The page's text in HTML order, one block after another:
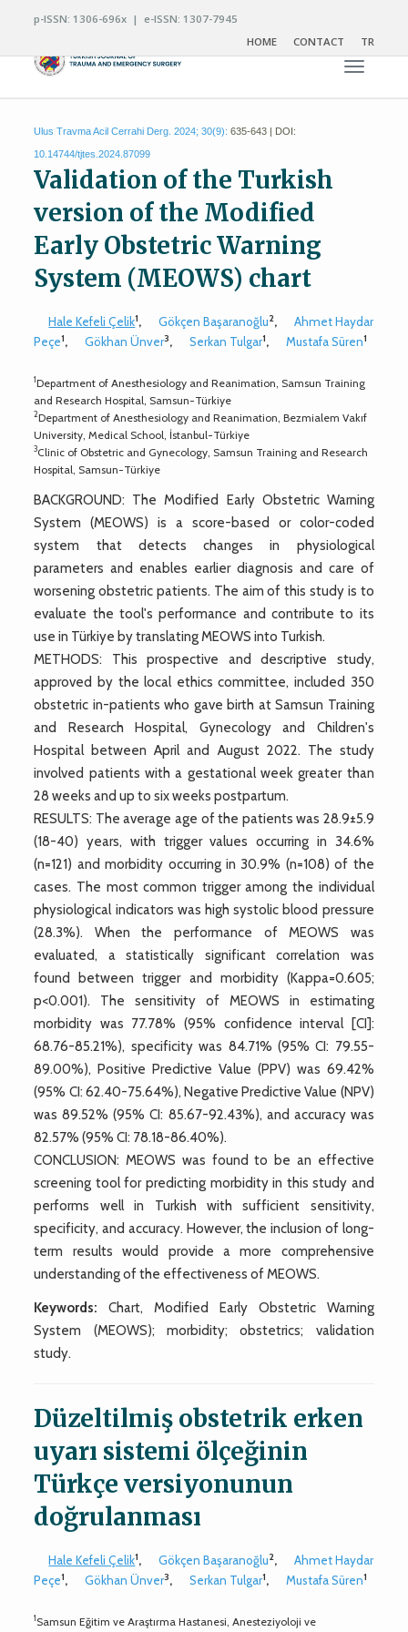
p-ISSN: 1306-696x | e-ISSN: 1307-7945
HOME
CONTACT TR
Toggle
Ulus Travma Acil Cerrahi Derg. 2024; 30(9): 635-643 | DOI:
10.14744/tjtes.2024.87099
Validation of the Turkish
version of the Modified
Early Obstetric Warning
System (MEOWS) chart
Hale Kefeli Çelik1, Gökçen Başaranoğlu2,
Ahmet Haydar
Peçe1, Gökhan Ünver3, Serkan Tulgar1, Mustafa Süren1
1Department of Anesthesiology and Reanimation, Samsun Training
and Research Hospital, Samsun-Türkiye
2Department of Anesthesiology and Reanimation, Bezmialem Vakıf
University, Medical School, İstanbul-Türkiye
3Clinic of Obstetric and Gynecology, Samsun Training and Research
Hospital, Samsun-Türkiye
BACKGROUND: The Modified Early Obstetric Warning
System (MEOWS) is a score-based or color-coded
system that detects changes in physiological
parameters and enables earlier diagnosis and care of
worsening obstetric patients. The aim of this study is to
evaluate the tool's performance and contribute to its
use in Türkiye by translating MEOWS into Turkish.
METHODS: This prospective and descriptive study,
approved by the local ethics committee, included 350
obstetric in-patients who gave birth at Samsun Training
and Research Hospital, Gynecology and Children's
Hospital between April and August 2022. The study
involved patients with a gestational week greater than
28 weeks and up to six weeks postpartum.
RESULTS: The average age of the patients was 28.9±5.9
(18-40) years, with trigger values occurring in 34.6%
(n=121) and morbidity occurring in 30.9% (n=108) of the
cases. The most common trigger among the individual
physiological indicators was high systolic blood pressure
(28.3%). When the performance of MEOWS was
evaluated, a statistically significant correlation was
found between trigger and morbidity (Kappa=0.605;
p<0.001). The sensitivity of MEOWS in estimating
morbidity was 77.78% (95% confidence interval [CI]:
68.76-85.21%), specificity was 84.71% (95% CI: 79.55-
89.00%), Positive Predictive Value (PPV) was 69.42%
(95% CI: 62.40-75.64%), Negative Predictive Value (NPV)
was 89.52% (95% CI: 85.67-92.43%), and accuracy was
82.57% (95% CI: 78.18-86.40%).
CONCLUSION: MEOWS was found to be an effective
screening tool for predicting morbidity in this study and
performs well in Turkish with sufficient sensitivity,
specificity, and accuracy. However, the inclusion of long-
term results would provide a more comprehensive
understanding of the effectiveness of MEOWS.
Keywords: Chart, Modified Early Obstetric Warning
System (MEOWS); morbidity; obstetrics; validation
study.
Düzeltilmiş obstetrik erken
uyarı sistemi ölçeğinin
Türkçe versiyonunun
doğrulanması
Hale Kefeli Çelik1, Gökçen Başaranoğlu2,
Ahmet Haydar
Peçe1, Gökhan Ünver3, Serkan Tulgar1, Mustafa Süren1
1Samsun Eğitim ve Araştırma Hastanesi, Anesteziyoloji ve